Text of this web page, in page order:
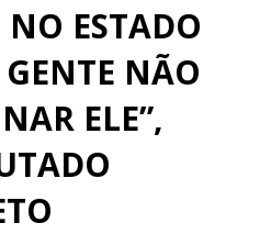
ESTADO
NÃO
ELE”,